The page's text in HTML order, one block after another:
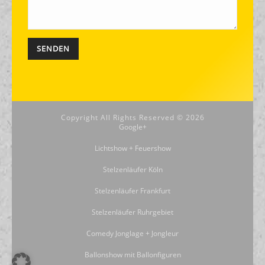
Copyright All Rights Reserved © 2026
Google+
Lichtshow + Feuershow
Stelzenläufer Köln
Stelzenläufer Frankfurt
Stelzenläufer Ruhrgebiet
Comedy Jonglage + Jongleur
Ballonshow mit Ballonfiguren